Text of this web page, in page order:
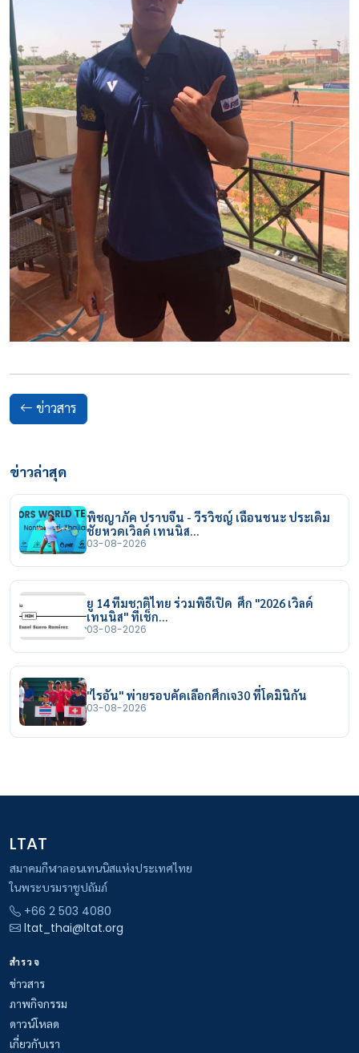
ข่าวสาร
ข่าวล่าสุด
พิชญาภัค ปราบจีน - วีรวิชญ์ เฉือนชนะ ประเดิม
ชัยหวดเวิลด์ เทนนิส…
03-08-2026
ยู 14 ทีมชาติไทย ร่วมพิธีเปิด ศึก "2026 เวิลด์
เทนนิส" ที่เช็ก…
03-08-2026
"ไรอัน" พ่ายรอบคัดเลือกศึกเจ30 ที่โดมินิกัน
03-08-2026
LTAT
สมาคมกีฬาลอนเทนนิสแห่งประเทศไทย
ในพระบรมราชูปถัมภ์
+66 2 503 4080
ltat_thai@ltat.org
สำรวจ
ข่าวสาร
ภาพกิจกรรม
ดาวน์โหลด
เกี่ยวกับเรา